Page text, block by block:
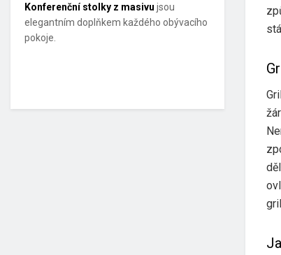
Konferenční stolky z masivu jsou
elegantním doplňkem každého obývacího
pokoje.